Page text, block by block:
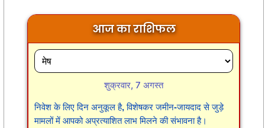
आज का राशिफल
शुक्रवार, 7 अगस्त
निवेश के लिए दिन अनुकूल है, विशेषकर जमीन-जायदाद से जुड़े
मामलों में आपको अप्रत्याशित लाभ मिलने की संभावना है।